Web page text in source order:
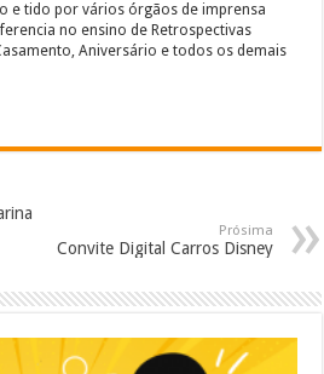
e tido por vários órgãos de imprensa
no ensino de Retrospectivas
Aniversário e todos os demais
Prósima
Convite Digital Carros Disney